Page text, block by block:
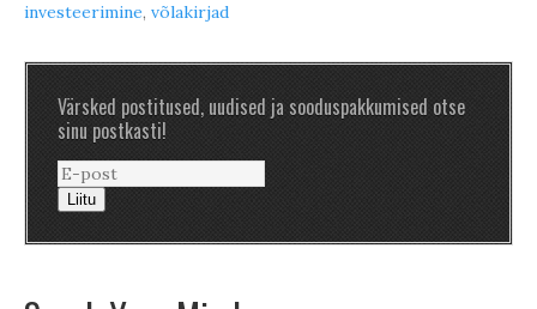
investeerimine, võlakirjad
Värsked postitused, uudised ja sooduspakkumised otse
sinu postkasti!
Liitu